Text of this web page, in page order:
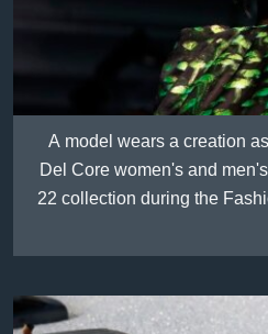
A model wears a creation
Del Core women's and
22 collection during the